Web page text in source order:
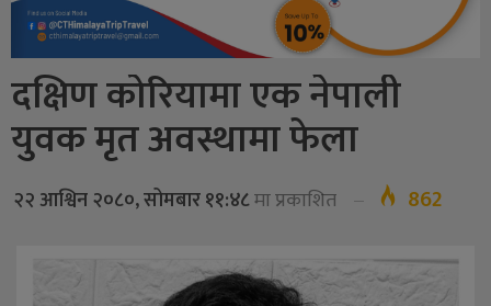
दक्षिण कोरियामा एक नेपाली
युवक मृत अवस्थामा फेला
२२ आश्विन २०८०, सोमबार ११:४८मा प्रकाशित 862